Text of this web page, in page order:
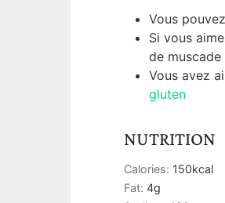
Vous
Si vous
de muscade
Vous avez
gluten
NUTRITION
Calories: 150kcal
Fat: 4g